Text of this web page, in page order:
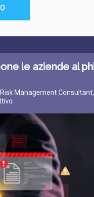
le aziende al
Management